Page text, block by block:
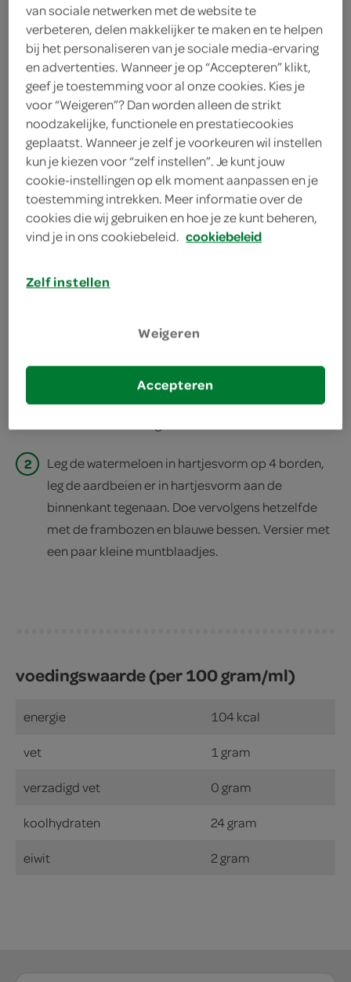
300 gram blauwe bessen
150 gram frambozen
250 gram aardbeien
300 gram watermeloenen
kies je winkel
bereiden
deel op twitter
1
Halveer de watermeloenblokjes. Halveer de
2
Leg de watermeloen in hartjesvorm op 4 borden,
leg de aardbeien er in hartjesvorm aan de
binnenkant tegenaan. Doe vervolgens hetzelfde
met de frambozen en blauwe bessen. Versier met
een paar kleine muntblaadjes.
voedingswaarde (per 100 gram/ml)
energie 104 kcal
vet 1 gram
verzadigd vet 0 gram
koolhydraten 24 gram
eiwit 2 gram
van sociale netwerken met de website te
verbeteren, delen makkelijker te maken en te helpen
bij het personaliseren van je sociale media-ervaring
en advertenties. Wanneer je op “Accepteren” klikt,
geef je toestemming voor al onze cookies. Kies je
voor “Weigeren”? Dan worden alleen de strikt
noodzakelijke, functionele en prestatiecookies
geplaatst. Wanneer je zelf je voorkeuren wil instellen
kun je kiezen voor “zelf instellen”. Je kunt jouw
cookie-instellingen op elk moment aanpassen en je
toestemming intrekken. Meer informatie over de
cookies die wij gebruiken en hoe je ze kunt beheren,
vind je in ons cookiebeleid. cookiebeleid
Zelf instellen
Weigeren
Accepteren